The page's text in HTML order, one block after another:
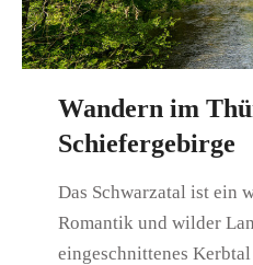
Wandern im
Schiefergebirge
Das Schwarzatal ist ein
Romantik und wilder
eingeschnittenes